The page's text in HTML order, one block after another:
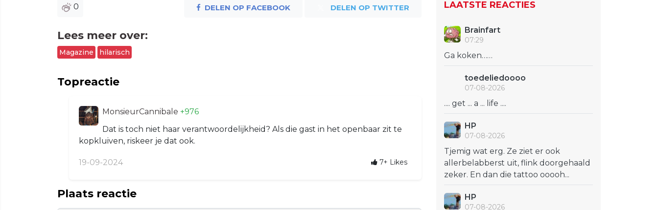
0 DELEN OP FACEBOOK DELEN OP TWITTER
Lees meer over:
Magazine hilarisch
Topreactie
MonsieurCannibale +976
Dat is toch niet haar verantwoordelijkheid? Als die gast in het openbaar zit te
kopkluiven, riskeer je dat ook.
19-09-2024 7+ Likes
Plaats reactie
LAATSTE REACTIES
Brainfart
07:29
Ga koken……
toedeliedoooo
07-08-2026
.... get ... a ... life ....
HP
07-08-2026
Tjemig wat erg. Ze ziet er ook
allerbelabberst uit, flink doorgehaald
zeker. En dan die tattoo ooooh...
HP
07-08-2026